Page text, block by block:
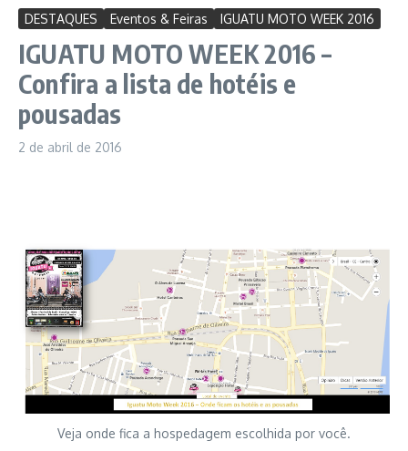
DESTAQUES Eventos & Feiras IGUATU MOTO WEEK 2016
IGUATU MOTO WEEK 2016 –
Confira a lista de hotéis e
pousadas
2 de abril de 2016
Veja onde fica a hospedagem escolhida por você.